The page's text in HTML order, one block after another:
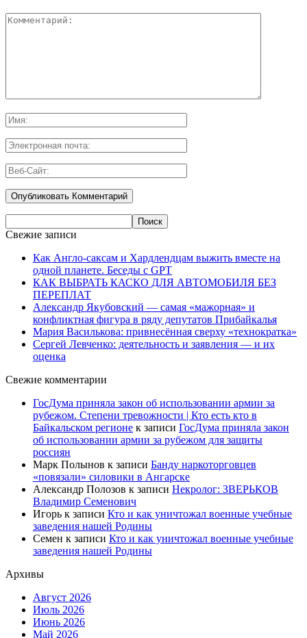
Свежие записи
Как Англо-саксам и Хардлендцам выжить вместе на
одной планете. Беседы с GPT
КАК ВЫБРАТЬ КАСКО ДЛЯ АВТОМОБИЛЯ БЕЗ
ПЕРЕПЛАТ
Александр Якубовский — самая «мажорная» и
конфликтная фигура в ряду депутатов Прибайкалья
Мария Василькова: привнесённая сверху «технократка»
Сергей Левченко: деятельность и заявления — и их
оценка
Свежие комментарии
ГосДума приняла закон об использовании армии за
рубежом. Степени тревожности | Кто есть кто в
Байкальском регионе к записи ГосДума приняла закон
об использовании армии за рубежом для защиты
россиян
Марк Полынов к записи Банду наркоторговцев
«повязали» силовики в Ангарске
Александр Полозов к записи Некролог: ЗВЕРЬКОВ
Владимир Семенович
Игорь к записи Кто и как уничтожал военные учебные
заведения нашей Родины
Семен к записи Кто и как уничтожал военные учебные
заведения нашей Родины
Архивы
Август 2026
Июль 2026
Июнь 2026
Май 2026